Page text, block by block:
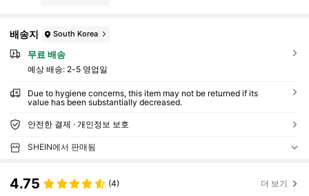
배송지 South Korea
무료 배송
예상 배송: 2-5 영업일
Due to hygiene concerns, this item may not be returned if its
value has been substantially decreased.
안전한 결제 · 개인정보 보호
SHEIN에서 판매됨
4.75 (4) 더 보기